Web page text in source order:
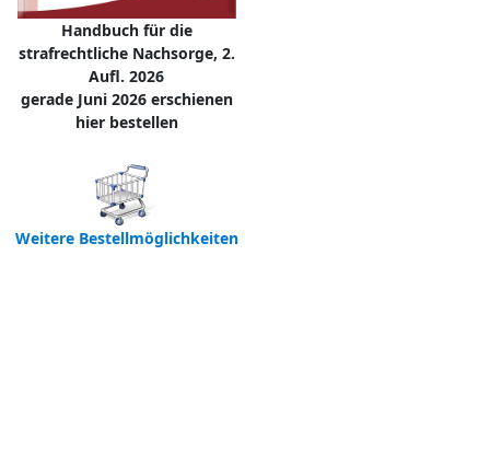
Handbuch für die
strafrechtliche Nachsorge, 2.
Aufl. 2026
gerade Juni 2026 erschienen
hier bestellen
Weitere Bestellmöglichkeiten